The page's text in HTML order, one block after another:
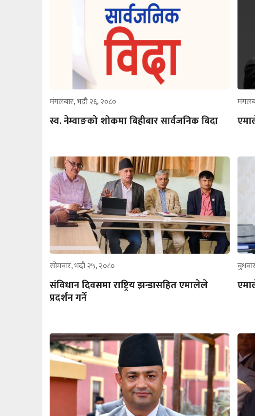
मंगलबार, भदौ २६, २०८०
स्व. नेम्वाङको शोकमा बिहीबार सार्वजनिक बिदा
सोमबार, भदौ २५, २०८०
संविधान दिवसमा राष्ट्रिय झन्डासहित एमालेले
प्रदर्शन गर्ने